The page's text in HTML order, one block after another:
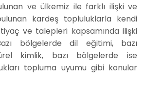
ve ülkemiz ile farklı ilişki ve
kardeş topluluklarla kendi
ve talepleri kapsamında ilişki
bölgelerde dil eğitimi, bazı
kimlik, bazı bölgelerde ise
topluma uyumu gibi konular